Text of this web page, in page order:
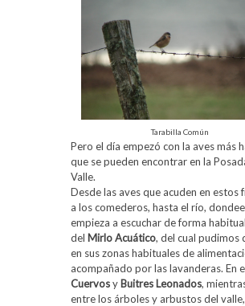
Tarabilla Común
Pero el día empezó con la aves más
que se pueden encontrar en la
Valle.
Desde las aves que acuden en estos
a los comederos, hasta el río,
empieza a escuchar de forma
del Mirlo Acuático, del cual pudimos
en sus zonas habituales de
acompañado por las lavanderas. En
Cuervosy Buitres Leonados,
entre los árboles y arbustos del